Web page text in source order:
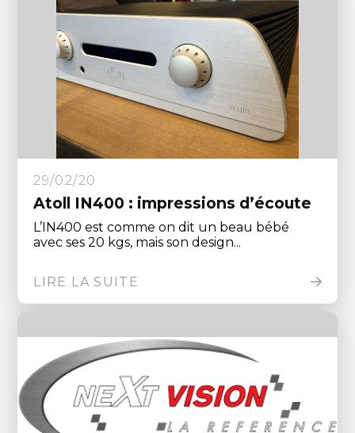
29/02/20
Atoll IN400 : impressions d’écoute
L’IN400 est comme on dit un beau bébé
avec ses 20 kgs, mais son design...
LIRE LA SUITE